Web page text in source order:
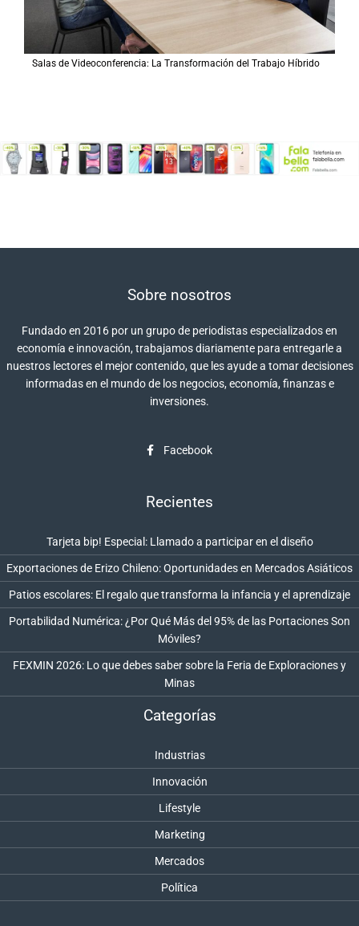
Salas de Videoconferencia: La Transformación del Trabajo Híbrido
Sobre nosotros
Fundado en 2016 por un grupo de periodistas especializados en
economía e innovación, trabajamos diariamente para entregarle a
nuestros lectores el mejor contenido, que les ayude a tomar decisiones
informadas en el mundo de los negocios, economía, finanzas e
inversiones.
Facebook
Recientes
Tarjeta bip! Especial: Llamado a participar en el diseño
Exportaciones de Erizo Chileno: Oportunidades en Mercados Asiáticos
Patios escolares: El regalo que transforma la infancia y el aprendizaje
Portabilidad Numérica: ¿Por Qué Más del 95% de las Portaciones Son
Móviles?
FEXMIN 2026: Lo que debes saber sobre la Feria de Exploraciones y
Minas
Categorías
Industrias
Innovación
Lifestyle
Marketing
Mercados
Política